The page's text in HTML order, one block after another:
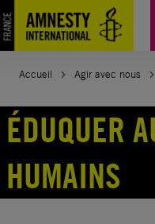
Aller
au
contenu
Accueil Agir avec nous
ÉDUQUER
HUMAINS